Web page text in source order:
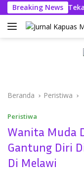
Langsung
ke
konten
Breaking News
Kahfi
Beranda Peristiwa
Peristiwa
Wanita Muda
Gantung Diri
Di Melawi